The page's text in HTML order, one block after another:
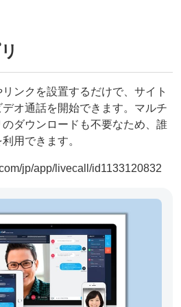
ンクを設置するだけで、サイト
オ通話を開始できます。マルチ
ダウンロードも不要なため、誰
用できます。
jp/app/livecall/id1133120832